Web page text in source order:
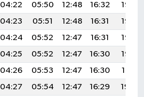
04:22 05:50 12:48 16:32
19:36
04:23 05:51 12:48 16:31
19:35
04:24 05:52 12:47 16:31
19:33
04:25 05:52 12:47 16:30
19:32
04:26 05:53 12:47 16:30
19:31
04:27 05:54 12:47 16:29
19:29